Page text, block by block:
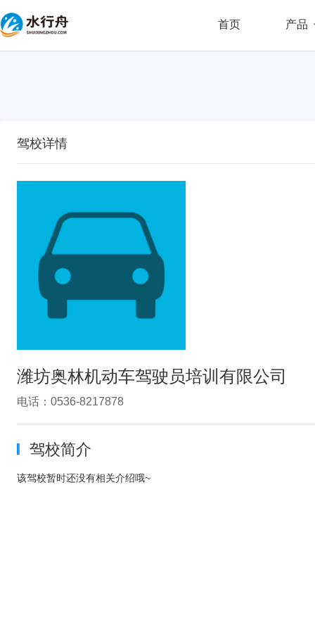
首页 产品
驾校详情
潍坊奥林机动车驾驶员培训有限公司
电话：0536-8217878
驾校简介
该驾校暂时还没有相关介绍哦~